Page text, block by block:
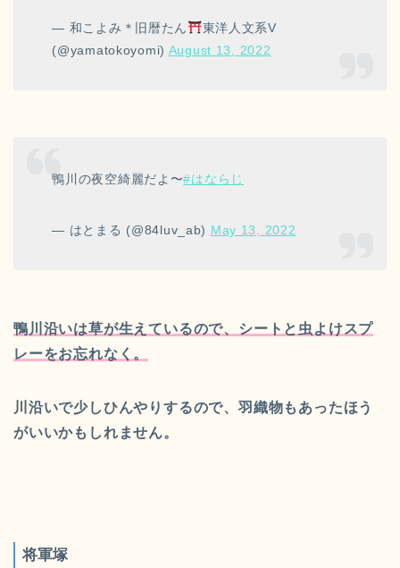
— 和こよみ＊旧暦たん
東洋人文系V
(@yamatokoyomi) August 13, 2022
鴨川の夜空綺麗だよ〜#はならじ
— はとまる (@84luv_ab) May 13, 2022
鴨川沿いは草が生えているので、シートと虫よけスプ
レーをお忘れなく。
川沿いで少しひんやりするので、羽織物もあったほう
がいいかもしれません。
将軍塚